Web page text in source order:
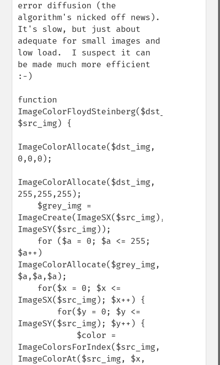
error diffusion (the
algorithm's nicked off news).
It's slow, but just about
adequate for small images and
low load.  I suspect it can
be made much more efficient
:-)
function
ImageColorFloydSteinberg($dst_img,
$src_img) {
ImageColorAllocate($dst_img,
0,0,0);
ImageColorAllocate($dst_img,
255,255,255);
ImageCreate(ImageSX($src_img),
ImageSY($src_img));
$a++)
ImageColorAllocate($grey_img,
$a,$a,$a);
ImageSX($src_img); $x++) {
ImageSY($src_img); $y++) {
ImageColorsForIndex($src_img,
ImageColorAt($src_img, $x,